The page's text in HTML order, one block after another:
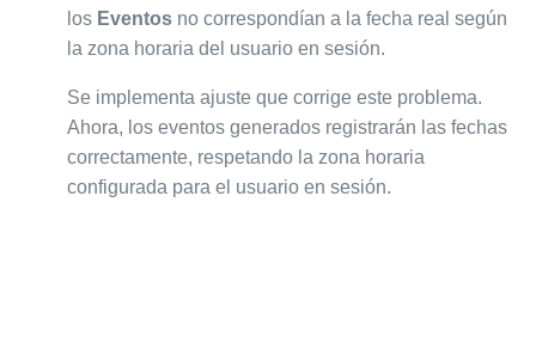
los Eventos no correspondían a la fecha real según
la zona horaria del usuario en sesión.
Se implementa ajuste que corrige este problema.
Ahora, los eventos generados registrarán las fechas
correctamente, respetando la zona horaria
configurada para el usuario en sesión.